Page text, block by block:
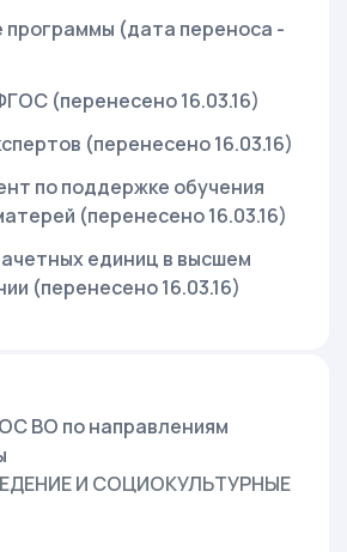
программы (дата переноса -
(перенесено 16.03.16)
(перенесено 16.03.16)
по поддержке обучения
(перенесено 16.03.16)
единиц в высшем
(перенесено 16.03.16)
ВО по направлениям
И СОЦИОКУЛЬТУРНЫЕ